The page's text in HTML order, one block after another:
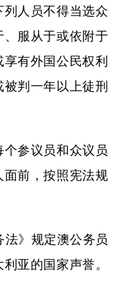
人员不得当选众
服从于或依附于
有外国公民权利
判一年以上徒刑
参议员和众议员
前，按照宪法规
》规定澳公务员
亚的国家声誉。